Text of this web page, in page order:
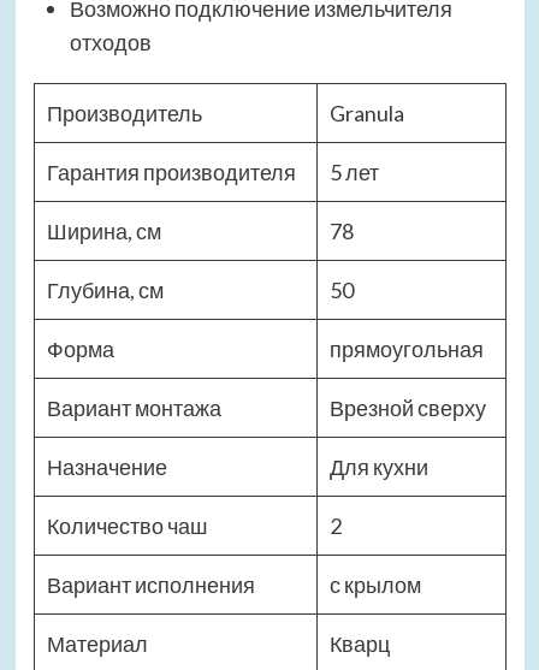
Возможно подключение измельчителя
отходов
Производитель Granula
Гарантия производителя 5 лет
Ширина, см 78
Глубина, см 50
Форма прямоугольная
Вариант монтажа Врезной сверху
Назначение Для кухни
Количество чаш 2
Вариант исполнения с крылом
Материал Кварц